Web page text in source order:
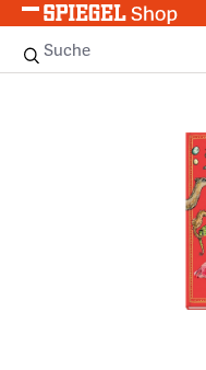
Zum Hauptinhalt springen
Suche